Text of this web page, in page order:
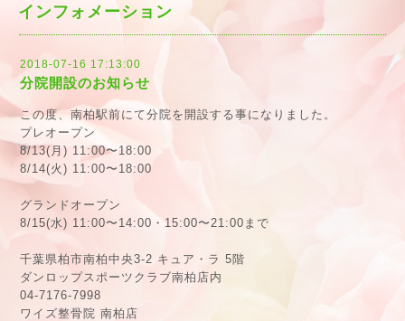
インフォメーション
2018-07-16 17:13:00
分院開設のお知らせ
この度、南柏駅前にて分院を開設する事になりました。
プレオープン
8/13(月) 11:00〜18:00
8/14(火) 11:00〜18:00
グランドオープン
8/15(水) 11:00〜14:00・15:00〜21:00まで
千葉県柏市南柏中央3-2 キュア・ラ 5階
ダンロップスポーツクラブ南柏店内
04-7176-7998
ワイズ整骨院 南柏店